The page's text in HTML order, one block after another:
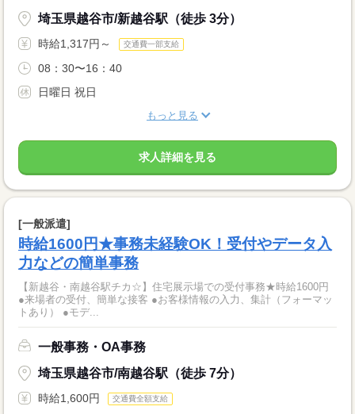
埼玉県越谷市/新越谷駅（徒歩 3分）
時給1,317円～ 交通費一部支給
08：30〜16：40
日曜日 祝日
もっと見る
求人詳細を見る
[一般派遣]
時給1600円★事務未経験OK！受付やデータ入
力などの簡単事務
【新越谷・南越谷駅チカ☆】住宅展示場での受付事務★時給1600円
●来場者の受付、簡単な接客 ●お客様情報の入力、集計（フォーマッ
トあり） ●モデ...
一般事務・OA事務
埼玉県越谷市/南越谷駅（徒歩 7分）
時給1,600円 交通費全額支給